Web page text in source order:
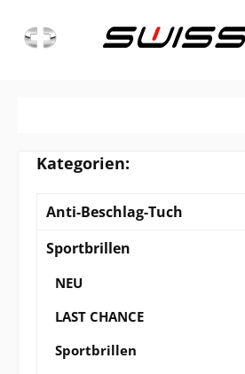
Home Anti-Beschlag-Tuch
Anti-Beschlag-Tuch
Sportbrillen
NEU
LAST CHANCE
Sportbrillen